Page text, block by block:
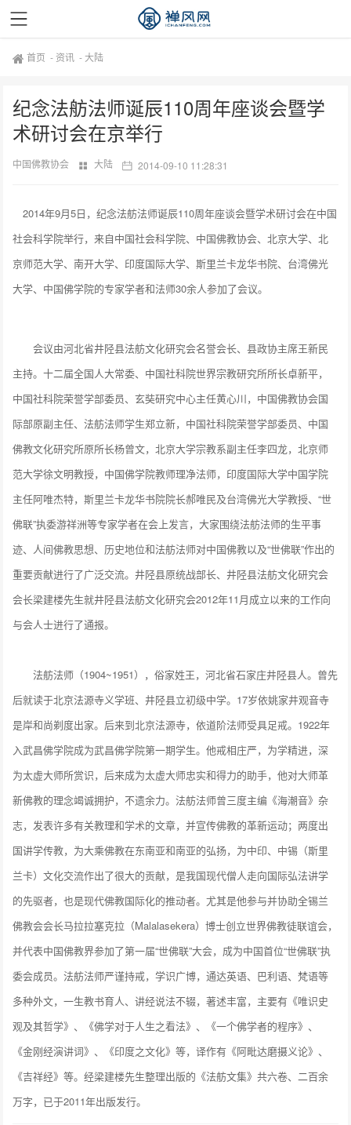
首页 - 资讯 -大陆
纪念法舫法师诞辰110周年座谈会暨学
术研讨会在京举行
中国佛教协会 大陆 2014-09-10 11:28:31
2014年9月5日，纪念法舫法师诞辰110周年座谈会暨学术研讨会在中国
社会科学院举行，来自中国社会科学院、中国佛教协会、北京大学、北
京师范大学、南开大学、印度国际大学、斯里兰卡龙华书院、台湾佛光
大学、中国佛学院的专家学者和法师30余人参加了会议。
会议由河北省井陉县法舫文化研究会名誉会长、县政协主席王新民
主持。十二届全国人大常委、中国社科院世界宗教研究所所长卓新平，
中国社科院荣誉学部委员、玄奘研究中心主任黄心川，中国佛教协会国
际部原副主任、法舫法师学生郑立新，中国社科院荣誉学部委员、中国
佛教文化研究所原所长杨曾文，北京大学宗教系副主任李四龙，北京师
范大学徐文明教授，中国佛学院教师理净法师，印度国际大学中国学院
主任阿唯杰特，斯里兰卡龙华书院院长郝唯民及台湾佛光大学教授、“世
佛联”执委游祥洲等专家学者在会上发言，大家围绕法舫法师的生平事
迹、人间佛教思想、历史地位和法舫法师对中国佛教以及“世佛联”作出的
重要贡献进行了广泛交流。井陉县原统战部长、井陉县法舫文化研究会
会长梁建楼先生就井陉县法舫文化研究会2012年11月成立以来的工作向
与会人士进行了通报。
法舫法师（1904~1951），俗家姓王，河北省石家庄井陉县人。曾先
后就读于北京法源寺义学班、井陉县立初级中学。17岁依姚家井观音寺
是岸和尚剃度出家。后来到北京法源寺，依道阶法师受具足戒。1922年
入武昌佛学院成为武昌佛学院第一期学生。他戒相庄严，为学精进，深
为太虚大师所赏识，后来成为太虚大师忠实和得力的助手，他对大师革
新佛教的理念竭诚拥护，不遗余力。法舫法师曾三度主编《海潮音》杂
志，发表许多有关教理和学术的文章，并宣传佛教的革新运动；两度出
国讲学传教，为大乘佛教在东南亚和南亚的弘扬，为中印、中锡（斯里
兰卡）文化交流作出了很大的贡献，是我国现代僧人走向国际弘法讲学
的先驱者，也是现代佛教国际化的推动者。尤其是他参与并协助全锡兰
佛教会会长马拉拉塞克拉（Malalasekera）博士创立世界佛教徒联谊会，
并代表中国佛教界参加了第一届“世佛联”大会，成为中国首位“世佛联”执
委会成员。法舫法师严谨持戒，学识广博，通达英语、巴利语、梵语等
多种外文，一生教书育人、讲经说法不辍，著述丰富，主要有《唯识史
观及其哲学》、《佛学对于人生之看法》、《一个佛学者的程序》、
《金刚经演讲词》、《印度之文化》等，译作有《阿毗达磨摄义论》、
《吉祥经》等。经梁建楼先生整理出版的《法舫文集》共六卷、二百余
万字，已于2011年出版发行。